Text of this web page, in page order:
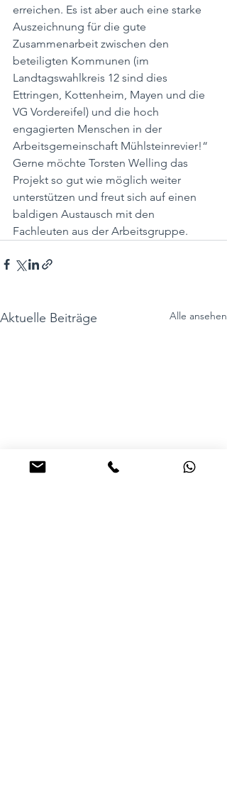
erreichen. Es ist aber auch eine starke
Auszeichnung für die gute
Zusammenarbeit zwischen den
beteiligten Kommunen (im
Landtagswahlkreis 12 sind dies
Ettringen, Kottenheim, Mayen und die
VG Vordereifel) und die hoch
engagierten Menschen in der
Arbeitsgemeinschaft Mühlsteinrevier!“
Gerne möchte Torsten Welling das
Projekt so gut wie möglich weiter
unterstützen und freut sich auf einen
baldigen Austausch mit den
Fachleuten aus der Arbeitsgruppe.
Aktuelle Beiträge Alle ansehen